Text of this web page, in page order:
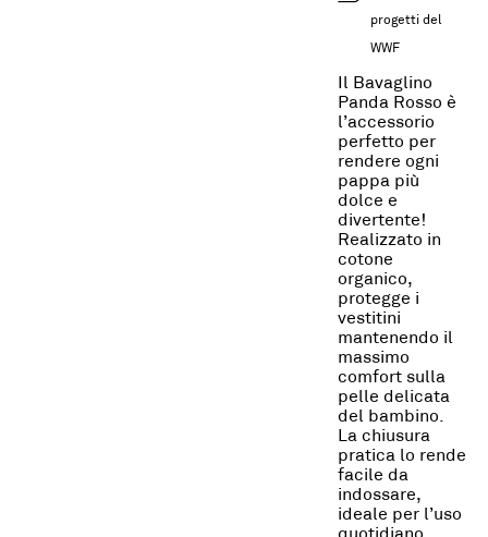
progetti del
WWF
Il Bavaglino
Panda Rosso è
l’accessorio
perfetto per
rendere ogni
pappa più
dolce e
divertente!
Realizzato in
cotone
organico,
protegge i
vestitini
mantenendo il
massimo
comfort sulla
pelle delicata
del bambino.
La chiusura
pratica lo rende
facile da
indossare,
ideale per l’uso